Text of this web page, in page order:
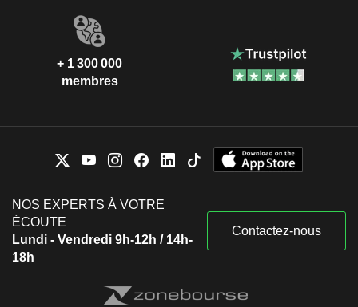
+ 1 300 000
membres
NOS EXPERTS À VOTRE
ÉCOUTE
Lundi - Vendredi 9h-12h / 14h-
18h
Contactez-nous